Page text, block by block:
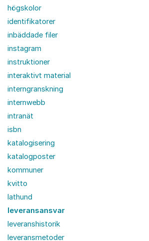
högskolor
identifikatorer
inbäddade filer
instagram
instruktioner
interaktivt material
interngranskning
internwebb
intranät
isbn
katalogisering
katalogposter
kommuner
kvitto
lathund
leveransansvar
leveranshistorik
leveransmetoder